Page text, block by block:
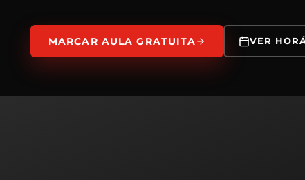
MARCAR AULA GRATUITA VER